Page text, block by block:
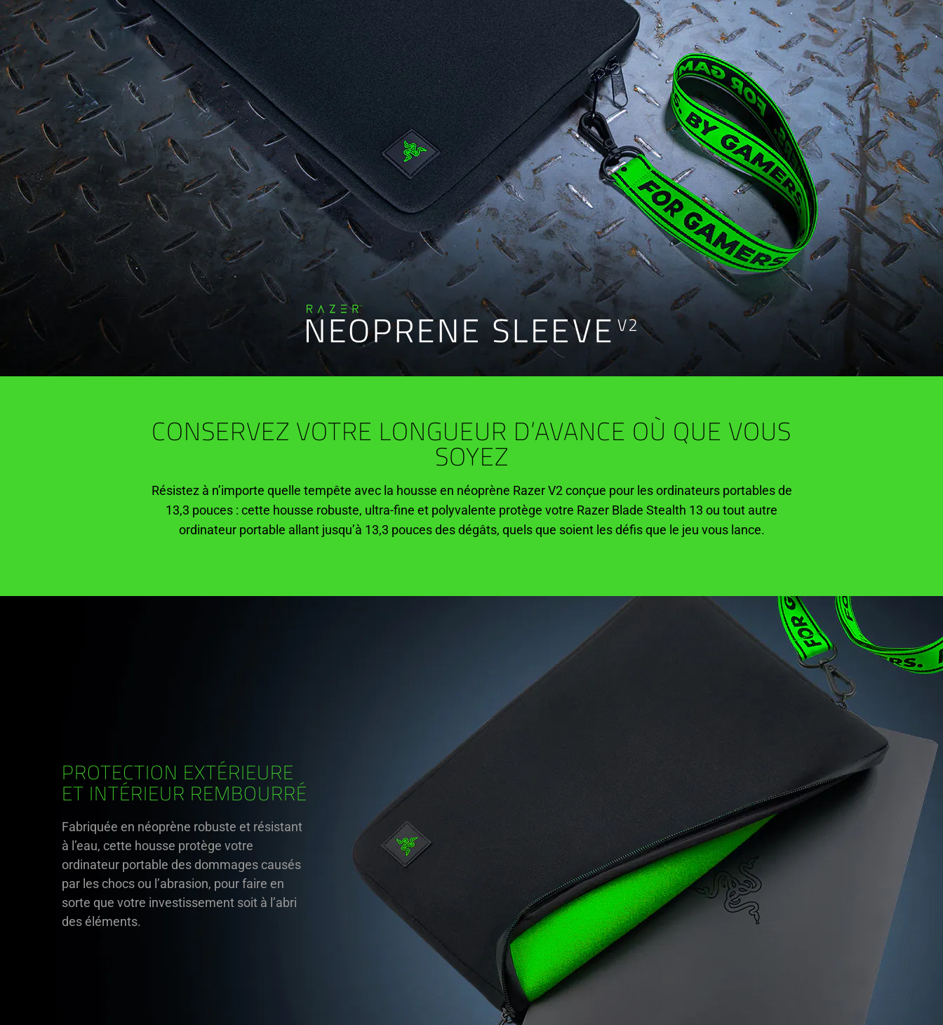
CONSERVEZ VOTRE LONGUEUR D’AVANCE OÙ QUE VOUS
SOYEZ
Résistez à n’importe quelle tempête avec la housse en néoprène Razer V2 conçue pour les ordinateurs portables de
13,3 pouces : cette housse robuste, ultra-fine et polyvalente protège votre Razer Blade Stealth 13 ou tout autre
ordinateur portable allant jusqu’à 13,3 pouces des dégâts, quels que soient les défis que le jeu vous lance.
PROTECTION EXTÉRIEURE
ET INTÉRIEUR REMBOURRÉ
Fabriquée en néoprène robuste et résistant
à l’eau, cette housse protège votre
ordinateur portable des dommages causés
par les chocs ou l’abrasion, pour faire en
sorte que votre investissement soit à l’abri
des éléments.